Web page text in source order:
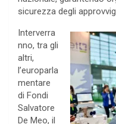
sicurezza degli
Interverra
nno, tra gli
altri,
l’europarla
mentare
di Fondi
Salvatore
De Meo, il